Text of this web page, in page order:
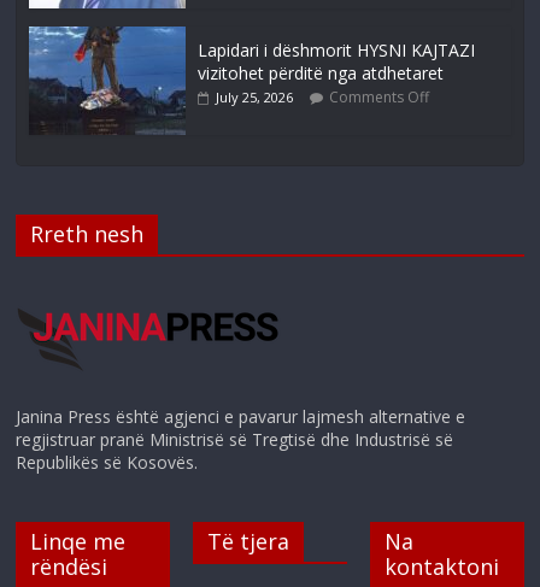
Lapidari i dëshmorit HYSNI KAJTAZI
vizitohet përditë nga atdhetaret
July 25, 2026 Comments Off
Rreth nesh
Janina Press është agjenci e pavarur lajmesh alternative e
regjistruar pranë Ministrisë së Tregtisë dhe Industrisë së
Republikës së Kosovës.
Linqe me
rëndësi
Të tjera
Na
kontaktoni